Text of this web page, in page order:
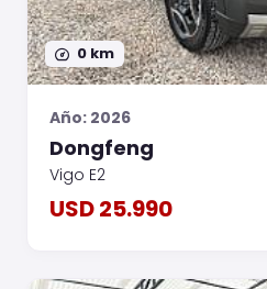
0 km
Año: 2026
Dongfeng
Vigo E2
USD 25.990